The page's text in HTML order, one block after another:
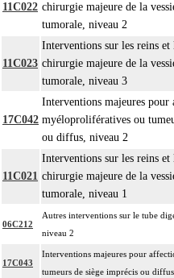
11C022 chirurgie majeure de la
tumorale, niveau 2
11C023
Interventions sur les reins et
chirurgie majeure de la
tumorale, niveau 3
17C042
Interventions majeures pour
myéloprolifératives ou
ou diffus, niveau 2
11C021
Interventions sur les reins et
chirurgie majeure de la
tumorale, niveau 1
06C212
Autres interventions sur le tube
niveau 2
17C043
Interventions majeures pour
tumeurs de siège imprécis ou